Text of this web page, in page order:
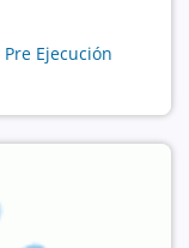
Ejecución